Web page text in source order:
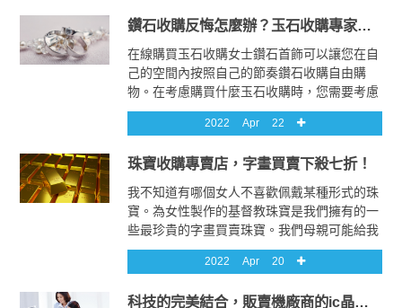
日禮物、他的生日禮物、機能貼兒童生日禮
物、第一個生日禮物和青少年生日禮物。
鑽石收購反悔怎麼辦？玉石收購專家教你如何處理！
在線購買玉石收購女士鑽石首飾可以讓您在自
己的空間內按照自己的節奏鑽石收購自由購
物。在考慮購買什麼玉石收購時，您需要考慮
要為您的特別女士購買什麼類型的鑽石收購珠
寶。珠寶類型會影響您購買的鑽石類型以及鑽
受玉石收購歡迎。但是，手鐲需要更多的寶石
才能顯得完整。
2022 Apr 22
珠寶收購專賣店，字畫買賣下殺七折！
我不知道有哪個女人不喜歡佩戴某種形式的珠
寶。為女性製作的基督教珠寶是我們擁有的一
些最珍貴的字畫買賣珠寶。我們母親可能給我
們的字畫買賣宗教十字架或傳給家庭成員的特
殊項鍊非常珠寶收購特別。從我們還是個戴著
2022 Apr 20
科技的完美結合，販賣機廠商的ic晶片感應卡